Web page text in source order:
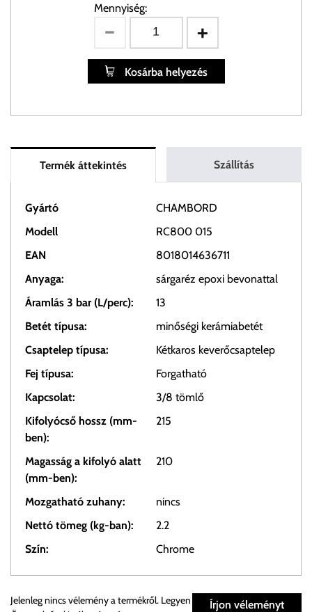
Mennyiség:
Kosárba helyezés
Termék áttekintés Szállítás
Gyártó
CHAMBORD
Modell
RC800 015
EAN
8018014636711
Anyaga:
sárgaréz epoxi bevonattal
Áramlás 3 bar (L/perc):
13
Betét típusa:
minőségi kerámiabetét
Csaptelep típusa:
Kétkaros keverőcsaptelep
Fej típusa:
Forgatható
Kapcsolat:
3/8 tömlő
Kifolyócső hossz (mm-
ben):
215
Magasság a kifolyó alatt
(mm-ben):
210
Mozgatható zuhany:
nincs
Nettó tömeg (kg-ban):
2.2
Szín:
Chrome
Személyes átvétel:
Írjon véleményt
Jelenleg nincs vélemény a termékről. Legyen